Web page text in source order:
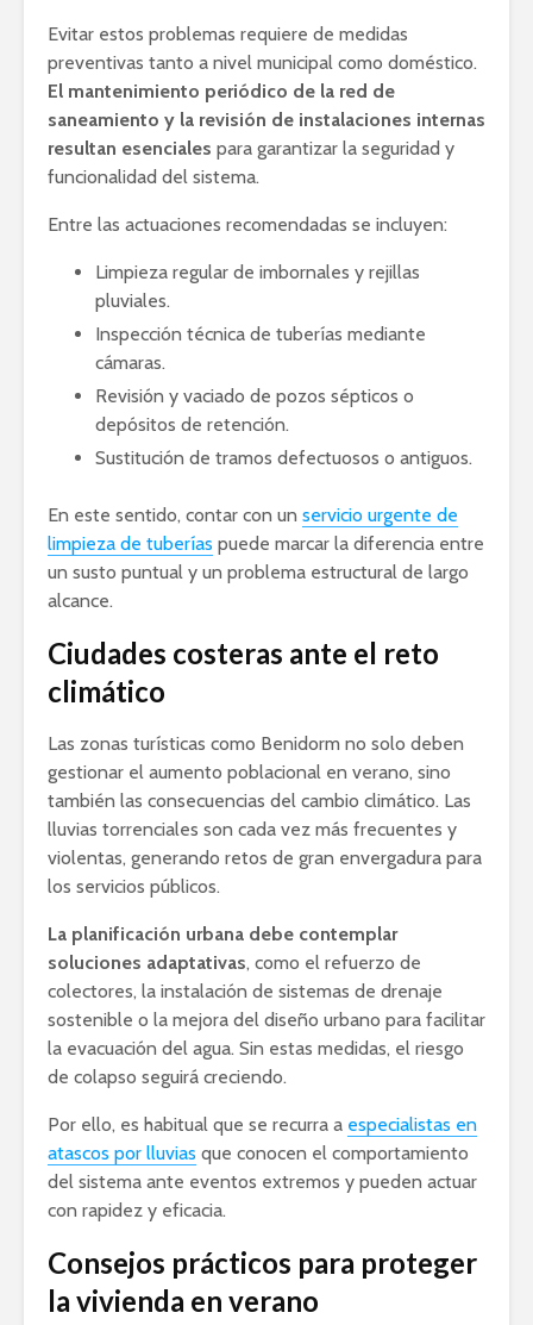
Evitar estos problemas requiere de medidas
preventivas tanto a nivel municipal como doméstico.
El mantenimiento periódico de la red de
saneamiento y la revisión de instalaciones internas
resultan esenciales para garantizar la seguridad y
funcionalidad del sistema.
Entre las actuaciones recomendadas se incluyen:
Limpieza regular de imbornales y rejillas
pluviales.
Inspección técnica de tuberías mediante
cámaras.
Revisión y vaciado de pozos sépticos o
depósitos de retención.
Sustitución de tramos defectuosos o antiguos.
En este sentido, contar con un servicio urgente de
limpieza de tuberías puede marcar la diferencia entre
un susto puntual y un problema estructural de largo
alcance.
Ciudades costeras ante el reto
climático
Las zonas turísticas como Benidorm no solo deben
gestionar el aumento poblacional en verano, sino
también las consecuencias del cambio climático. Las
lluvias torrenciales son cada vez más frecuentes y
violentas, generando retos de gran envergadura para
los servicios públicos.
La planificación urbana debe contemplar
soluciones adaptativas, como el refuerzo de
colectores, la instalación de sistemas de drenaje
sostenible o la mejora del diseño urbano para facilitar
la evacuación del agua. Sin estas medidas, el riesgo
de colapso seguirá creciendo.
Por ello, es habitual que se recurra a especialistas en
atascos por lluvias que conocen el comportamiento
del sistema ante eventos extremos y pueden actuar
con rapidez y eficacia.
Consejos prácticos para proteger
la vivienda en verano